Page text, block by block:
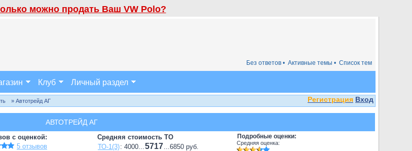
можно продать Ваш VW Polo?
Список тем
Активные темы •
Без ответов •
Клуб Личный раздел
Регистрация Вход
» Автотрейд АГ
АВТОТРЕЙД АГ
с оценкой:
5 отзывов
Средняя стоимость ТО
ТО-1(3): 4000...5717...6850 руб.
Подробные оценки:
Средняя оценка: